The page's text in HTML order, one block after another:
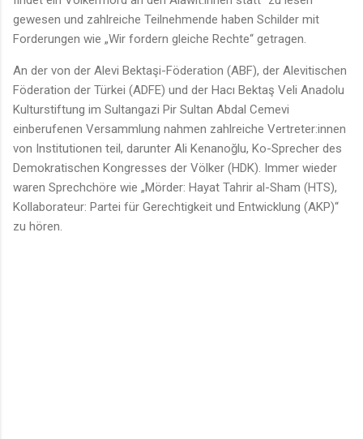
gewesen und zahlreiche Teilnehmende haben Schilder mit
Forderungen wie „Wir fordern gleiche Rechte“ getragen.
An der von der Alevi Bektaşi-Föderation (ABF), der Alevitischen
Föderation der Türkei (ADFE) und der Hacı Bektaş Veli Anadolu
Kulturstiftung im Sultangazi Pir Sultan Abdal Cemevi
einberufenen Versammlung nahmen zahlreiche Vertreter:innen
von Institutionen teil, darunter Ali Kenanoğlu, Ko-Sprecher des
Demokratischen Kongresses der Völker (HDK). Immer wieder
waren Sprechchöre wie „Mörder: Hayat Tahrir al-Sham (HTS),
Kollaborateur: Partei für Gerechtigkeit und Entwicklung (AKP)“
zu hören.